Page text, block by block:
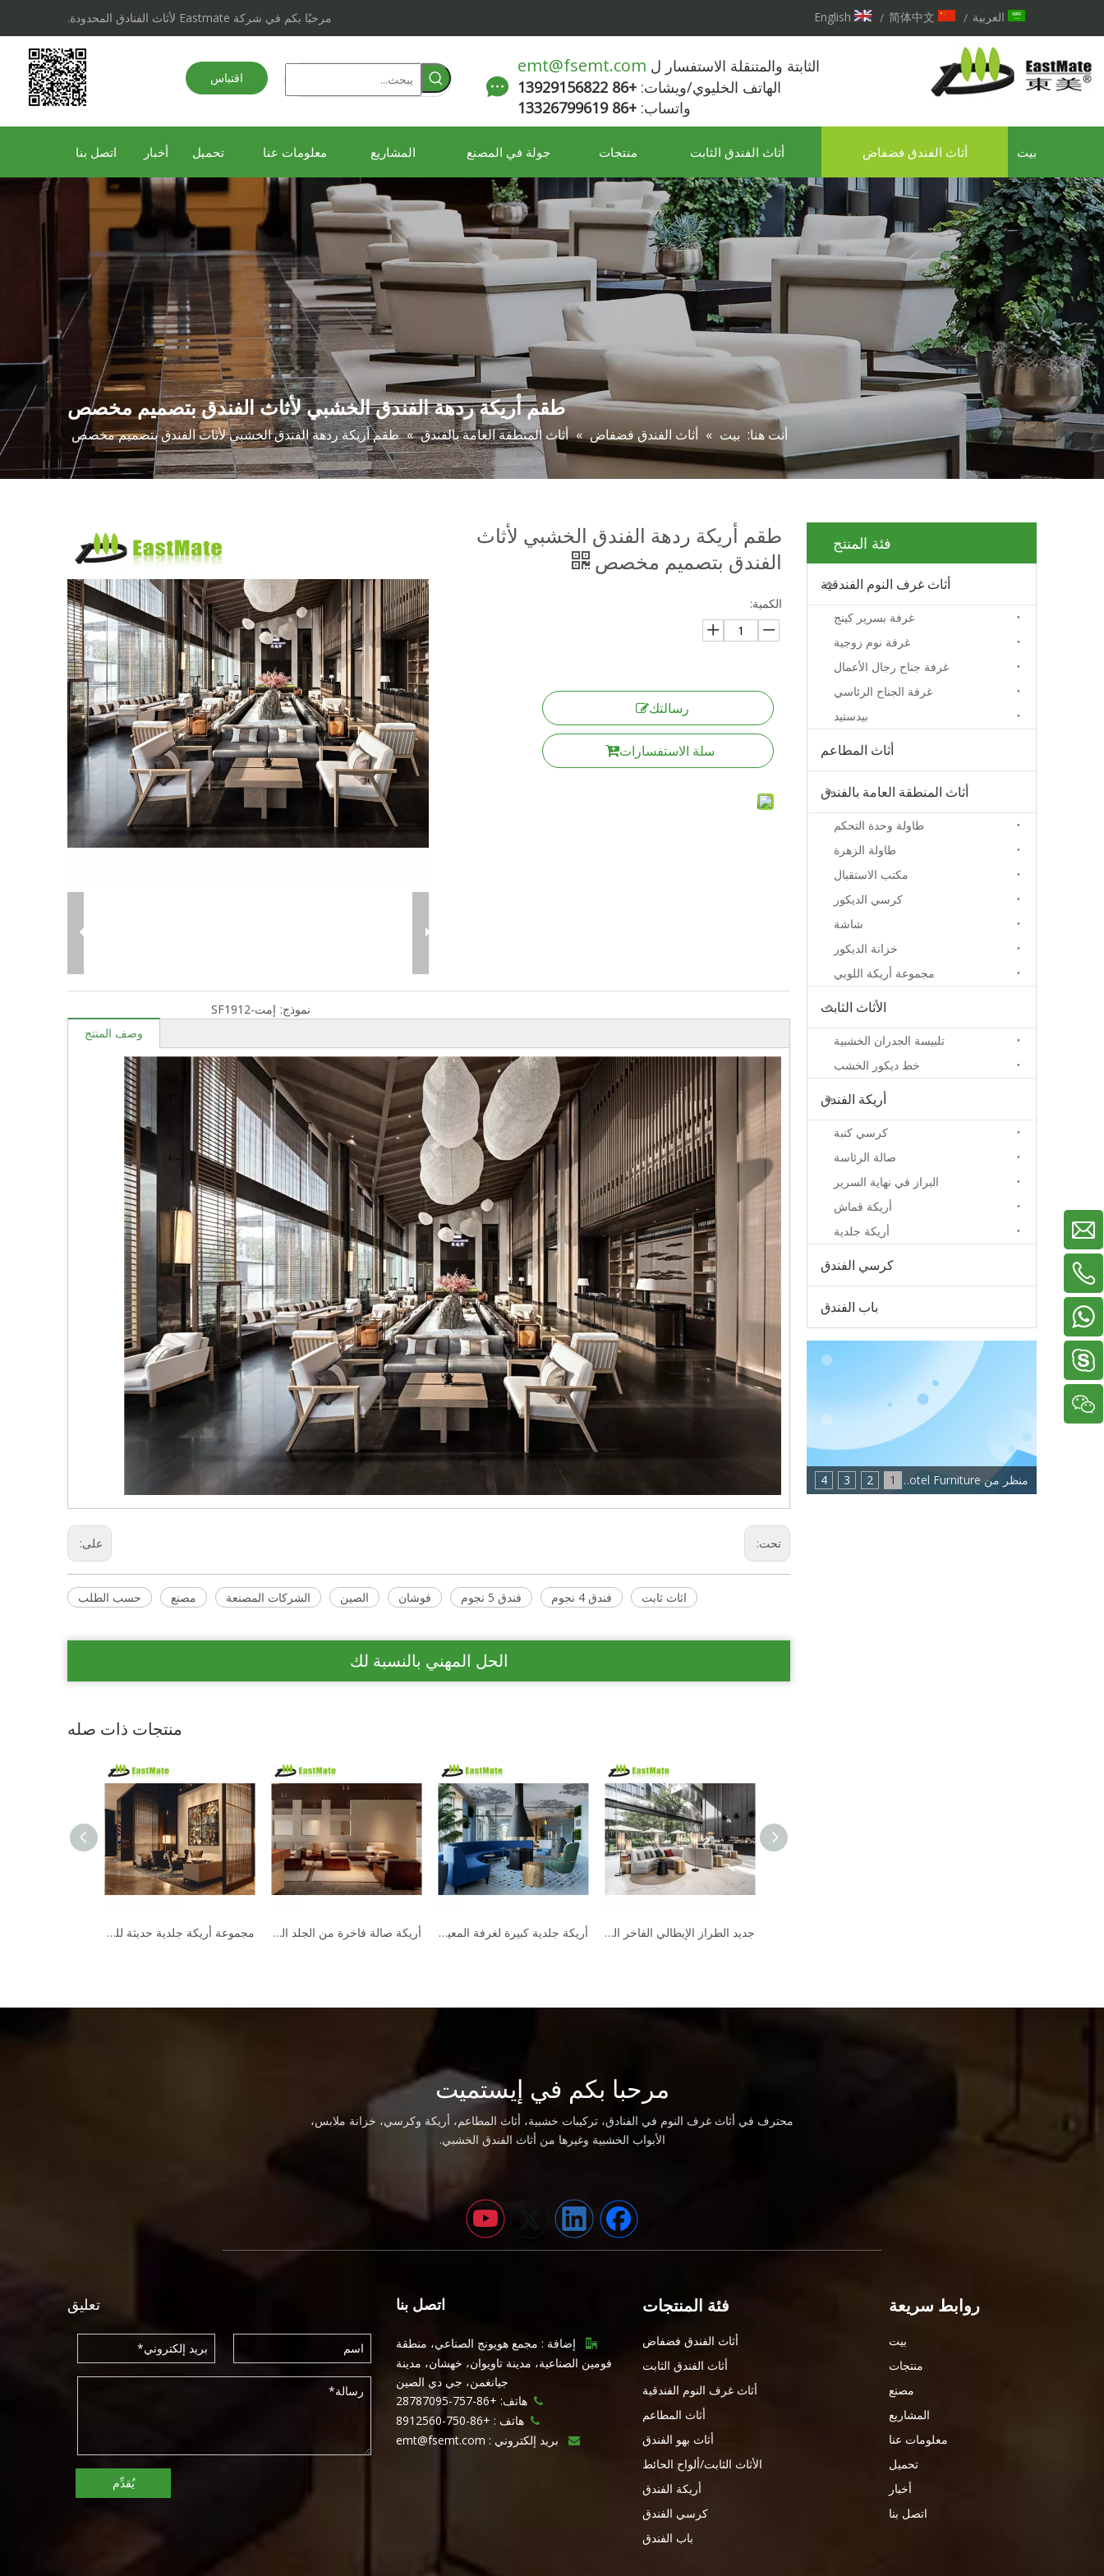
مرحبًا بكم في شركة Eastmate لأثاث الفنادق المحدودة. العربية /
简体中文
/
English
الثابتة والمتنقلة الاستفسار ل emt@fsemt.com
الهاتف الخليوي/ويشات: +86 13929156822
واتساب: +86 13326799619
اقتباس
بيت أثاث الفندق فضفاض أثاث الفندق الثابت منتجات جولة في المصنع المشاريع معلومات عنا تحميل أخبار اتصل بنا
طقم أريكة ردهة الفندق الخشبي لأثاث الفندق بتصميم مخصص
أنت هنا: بيت » أثاث الفندق فضفاض » أثاث المنطقة العامة بالفندق » طقم أريكة ردهة الفندق الخشبي لأثاث الفندق بتصميم مخصص
طقم أريكة ردهة الفندق الخشبي لأثاث
الفندق بتصميم مخصص
الكمية:
رسالتك
سلة الاستفسارات
نموذج: إمت-SF1912
وصف المنتج
على: تحت:
حسب الطلب مصنع الشركات المصنعة الصين فوشان فندق 5 نجوم فندق 4 نجوم اثاث ثابت
الحل المهني بالنسبة لك
منتجات ذات صله
أريكة صالة فاخرة من الجلد الطبيعي طقم أريكة كرسي أثاث الفندق أريكة حديثة أريكة جلدية كبيرة لغرفة المعيشة في الفندق مجموعة أثاث فندقي فاخر حديث وخفيف جديد الطراز الإيطالي الفاخر الحديث الاقسام أريكة الخفيفة الفاخرة تصميم بسيط مجموعة أريكة أثاث الفندق الفاخرة الحديثة غرفة المعيشة البسيطة نمط فيلا أثاث الفندق مجموعة أريكة الراقية
فئة المنتج
أثاث غرف النوم الفندقية
غرفة بسرير كينج
غرفة نوم زوجية
غرفة جناح رجال الأعمال
غرفة الجناح الرئاسي
بيدستيد
أثاث المطاعم
أثاث المنطقة العامة بالفندق
طاولة وحدة التحكم
طاولة الزهرة
مكتب الاستقبال
كرسي الديكور
شاشة
خزانة الديكور
مجموعة أريكة اللوبي
الأثاث الثابت
تلبيسة الجدران الخشبية
خط ديكور الخشب
أريكة الفندق
كرسي كنبة
صالة الرئاسة
البراز في نهاية السرير
أريكة قماش
أريكة جلدية
كرسي الفندق
باب الفندق
1
2
3
4 منظر من Eastmate Hotel Furniture: اتجاه جديد لصناعة أثاث الفنادق
مرحبا بكم في إيستميت
محترف في أثاث غرف النوم في الفنادق، تركيبات خشبية، أثاث المطاعم، أريكة وكرسي، خزانة ملابس،
الأبواب الخشبية وغيرها من أثاث الفندق الخشبي.
روابط سريعة
بيت
منتجات
مصنع
المشاريع
معلومات عنا
تحميل
أخبار
اتصل بنا
فئة المنتجات
أثاث الفندق فضفاض
أثاث الفندق الثابت
أثاث غرف النوم الفندقية
أثاث المطاعم
أثاث بهو الفندق
الأثاث الثابت/ألواح الحائط
أريكة الفندق
كرسي الفندق
باب الفندق
اتصل بنا

إضافة : مجمع هويونج الصناعي، منطقة
فومين الصناعية، مدينة تاويوان، خهشان، مدينة
جيانغمن، جي دي الصين
 هاتف: +86-757-28787095
 هاتف : +86-750-8912560
 بريد إلكتروني : emt@fsemt.com
تعليق
يُقدِّم